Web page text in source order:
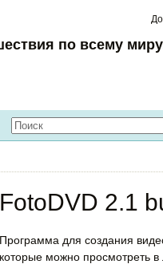
по всему
FotoDVD 2.1
Программа для создания
которые можно просмотреть